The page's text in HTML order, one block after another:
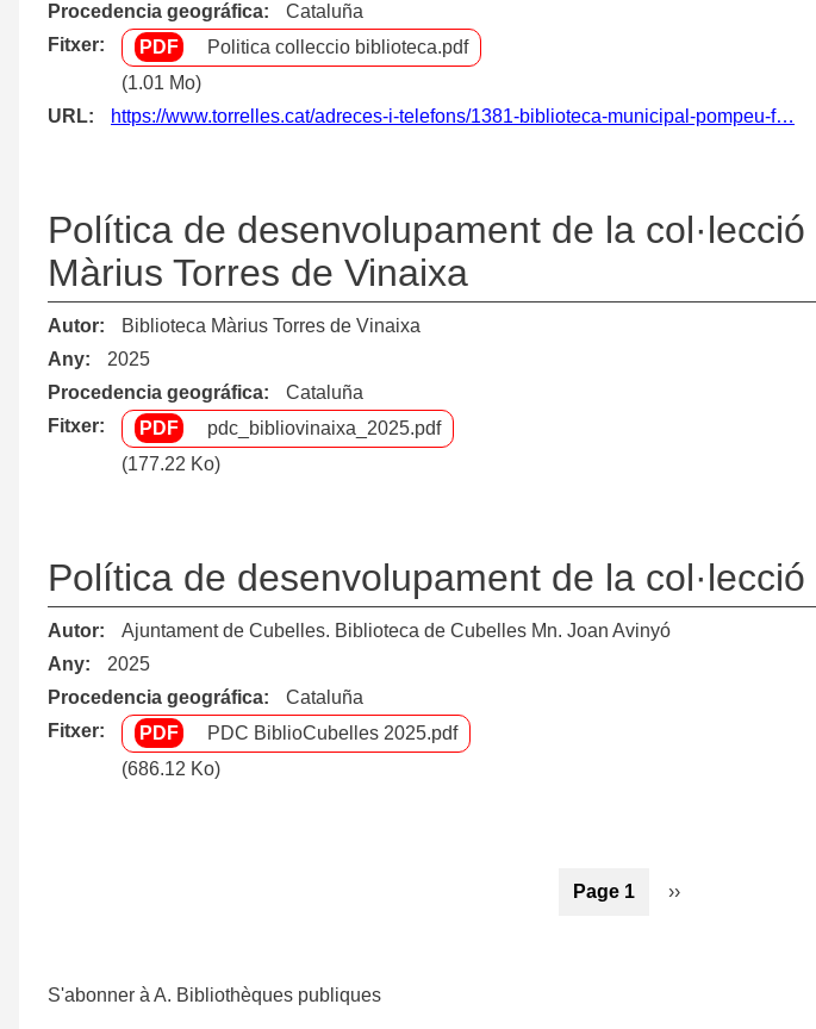
Procedencia geográfica
Cataluña
Fitxer
Politica colleccio biblioteca.pdf
(1.01 Mo)
URL
https://www.torrelles.cat/adreces-i-telefons/1381-biblioteca-municipal-pompeu-f…
Política de desenvolupament de la
Màrius Torres de Vinaixa
Autor
Biblioteca Màrius Torres de Vinaixa
Any
2025
Procedencia geográfica
Cataluña
Fitxer
pdc_bibliovinaixa_2025.pdf
(177.22 Ko)
Política de desenvolupament de la col·lecció
Autor
Ajuntament de Cubelles. Biblioteca de Cubelles Mn. Joan Avinyó
Any
2025
Procedencia geográfica
Cataluña
Fitxer
PDC BiblioCubelles 2025.pdf
(686.12 Ko)
Page 1
Page
››
S'abonner à A. Bibliothèques publiques